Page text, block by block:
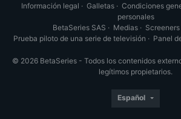
Información legal · Galletas· Condiciones
personales
BetaSeries SAS · Medias· Screeners
Prueba piloto de una serie de televisión · Panel
© 2026 BetaSeries - Todos los contenidos
legítimos propietarios.
Español